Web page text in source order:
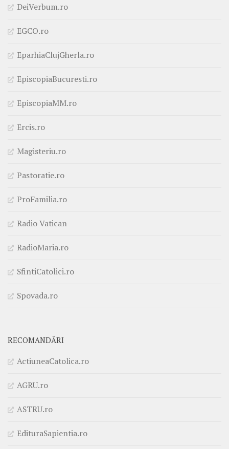
DeiVerbum.ro
EGCO.ro
EparhiaClujGherla.ro
EpiscopiaBucuresti.ro
EpiscopiaMM.ro
Ercis.ro
Magisteriu.ro
Pastoratie.ro
ProFamilia.ro
Radio Vatican
RadioMaria.ro
SfintiCatolici.ro
Spovada.ro
RECOMANDĂRI
ActiuneaCatolica.ro
AGRU.ro
ASTRU.ro
EdituraSapientia.ro